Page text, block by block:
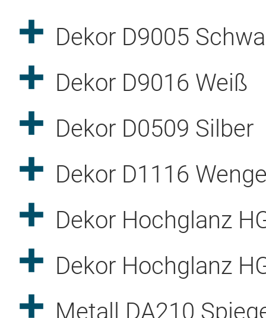
Dekor D9005
Dekor D9016 Weiß
Dekor D0509 Silber
Dekor D1116
Dekor Hochglanz
Dekor Hochglanz
Metall DA210